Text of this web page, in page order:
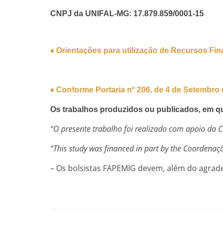
CNPJ da UNIFAL-MG: 17.879.859/0001-15
♦ Orientações para utilização de Recursos
♦ Conforme Portaria nº 206, de 4 de Setembro
Os trabalhos produzidos ou publicados, em
“O presente trabalho foi realizado com apoio da
“This study was financed in part by the
– Os bolsistas FAPEMIG devem, além do